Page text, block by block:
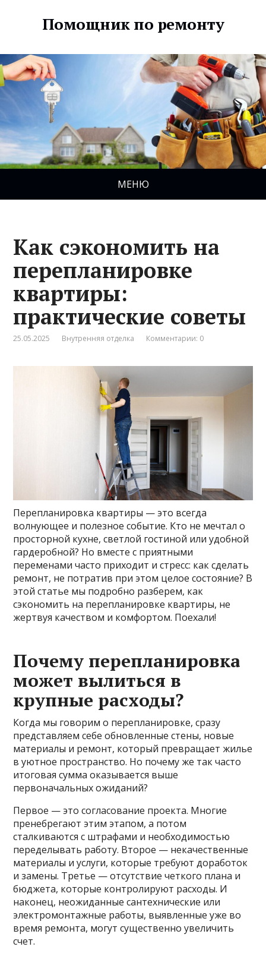
Помощник по ремонту
МЕНЮ
Как сэкономить на
перепланировке
квартиры:
практические советы
25.05.2025 Внутренняя отделка Комментарии: 0
Перепланировка квартиры — это всегда
волнующее и полезное событие. Кто не мечтал о
просторной кухне, светлой гостиной или удобной
гардеробной? Но вместе с приятными
переменами часто приходит и стресс: как сделать
ремонт, не потратив при этом целое состояние? В
этой статье мы подробно разберем, как
сэкономить на перепланировке квартиры, не
жертвуя качеством и комфортом. Поехали!
Почему перепланировка
может вылиться в
крупные расходы?
Когда мы говорим о перепланировке, сразу
представляем себе обновленные стены, новые
материалы и ремонт, который превращает жилье
в уютное пространство. Но почему же так часто
итоговая сумма оказывается выше
первоначальных ожиданий?
Первое — это согласование проекта. Многие
пренебрегают этим этапом, а потом
сталкиваются с штрафами и необходимостью
переделывать работу. Второе — некачественные
материалы и услуги, которые требуют доработок
и замены. Третье — отсутствие четкого плана и
бюджета, которые контролируют расходы. И
наконец, неожиданные сантехнические или
электромонтажные работы, выявленные уже во
время ремонта, могут существенно увеличить
счет.